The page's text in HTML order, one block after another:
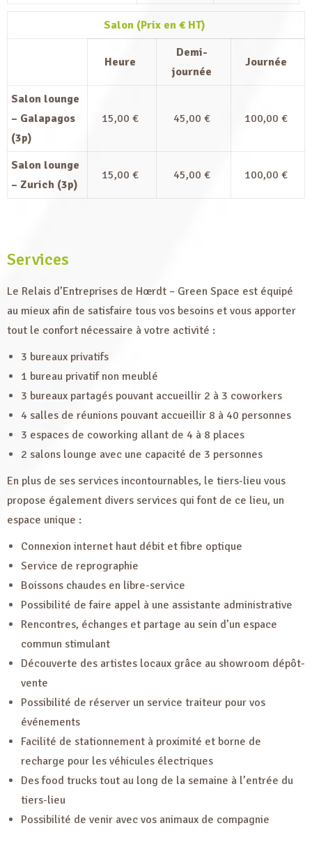
Salon (Prix en € HT)
Heure
Demi-
journée
Journée
Salon lounge
– Galapagos
(3p)
15,00 € 45,00 € 100,00 €
Salon lounge
– Zurich (3p)
15,00 € 45,00 € 100,00 €
Services
Le Relais d’Entreprises de Hœrdt – Green Space est équipé
au mieux afin de satisfaire tous vos besoins et vous apporter
tout le confort nécessaire à votre activité :
3 bureaux privatifs
1 bureau privatif non meublé
3 bureaux partagés pouvant accueillir 2 à 3 coworkers
4 salles de réunions pouvant accueillir 8 à 40 personnes
3 espaces de coworking allant de 4 à 8 places
2 salons lounge avec une capacité de 3 personnes
En plus de ses services incontournables, le tiers-lieu vous
propose également divers services qui font de ce lieu, un
espace unique :
Connexion internet haut débit et fibre optique
Service de reprographie
Boissons chaudes en libre-service
Possibilité de faire appel à une assistante administrative
Rencontres, échanges et partage au sein d’un espace
commun stimulant
Découverte des artistes locaux grâce au showroom dépôt-
vente
Possibilité de réserver un service traiteur pour vos
événements
Facilité de stationnement à proximité et borne de
recharge pour les véhicules électriques
Des food trucks tout au long de la semaine à l’entrée du
tiers-lieu
Possibilité de venir avec vos animaux de compagnie